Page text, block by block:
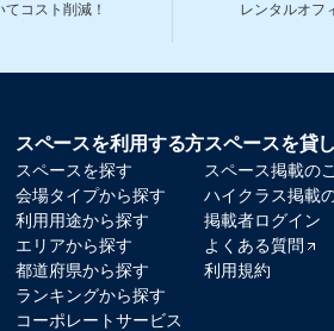
コスト削減！ レンタルオフ
スペースを利用する方
スペースを探す
会場タイプから探す
利用用途から探す
エリアから探す
都道府県から探す
ランキングから探す
コーポレートサービス
スペースを貸
スペース掲載の
ハイクラス掲載
掲載者ログイン
よくある質問
利用規約